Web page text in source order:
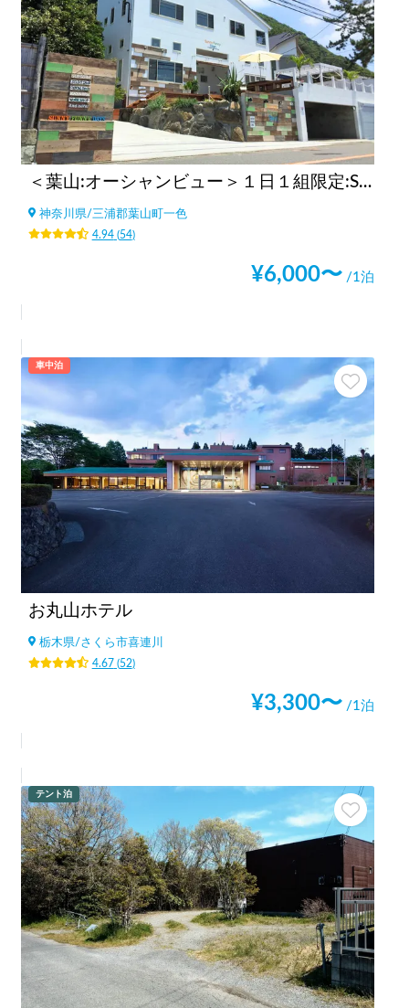
＜葉山:オーシャンビュー＞１日１組限定:Sunny Funny Days
神奈川県/三浦郡葉山町一色
4.94(54)
¥6,000〜 /1泊
車中泊
お丸山ホテル
栃木県/さくら市喜連川
4.67(52)
¥3,300〜 /1泊
テント泊